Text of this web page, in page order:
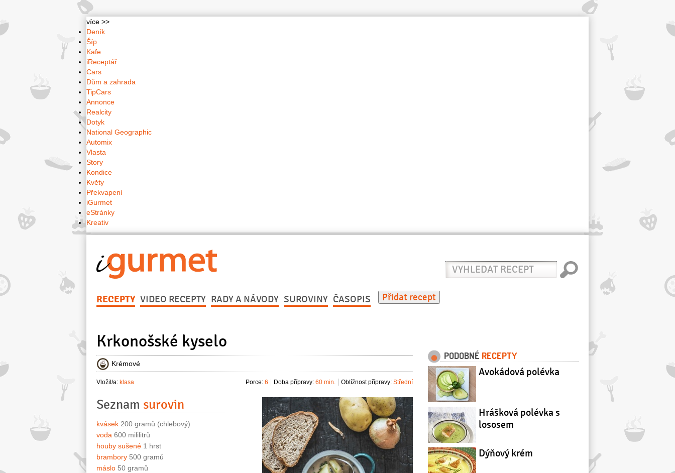
více >>
Deník
Šíp
Kafe
iReceptář
Cars
Dům a zahrada
TipCars
Annonce
Realcity
Dotyk
National Geographic
Automix
Vlasta
Story
Kondice
Květy
Překvapení
iGurmet
eStránky
Kreativ
Vyhledat
recept
RECEPTY VIDEO RECEPTY RADY A NÁVODY SUROVINY ČASOPIS Přidat recept
Krkonošské kyselo
Krémové
Vložil/a: klasa Obtížnost přípravy: Střední
Doba přípravy: 60 min.
Porce: 6
Seznam surovin
kvásek 200 gramů (chlebový)
voda 600 mililitrů
houby sušené 1 hrst
brambory 500 gramů
máslo 50 gramů
PODOBNÉ RECEPTY
Avokádová polévka
Hrášková polévka s
lososem
Dýňový krém